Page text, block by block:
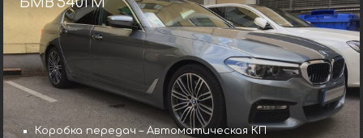
Коробка передач – Автоматическая КП